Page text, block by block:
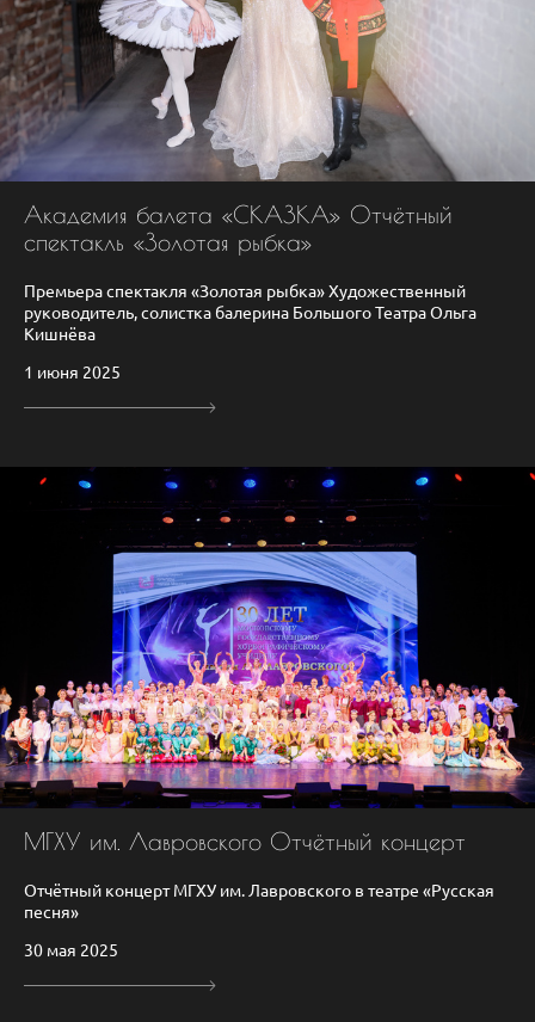
Академия балета «СКАЗКА» Отчётный
спектакль «Золотая рыбка»
Премьера спектакля «Золотая рыбка» Художественный
руководитель, солистка балерина Большого Театра Ольга
Кишнёва
1 июня 2025
МГХУ им. Лавровского Отчётный концерт
Отчётный концерт МГХУ им. Лавровского в театре «Русская
песня»
30 мая 2025